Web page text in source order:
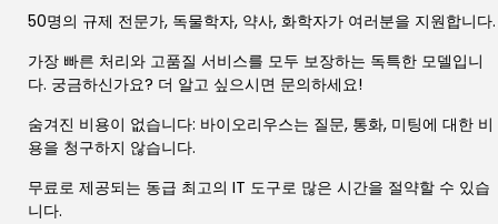
50명의 규제 전문가, 독물학자, 약사, 화학자가 여러분을 지원합니다.
가장 빠른 처리와 고품질 서비스를 모두 보장하는 독특한 모델입니
다. 궁금하신가요? 더 알고 싶으시면 문의하세요!
숨겨진 비용이 없습니다: 바이오리우스는 질문, 통화, 미팅에 대한 비
용을 청구하지 않습니다.
무료로 제공되는 동급 최고의 IT 도구로 많은 시간을 절약할 수 있습
니다.